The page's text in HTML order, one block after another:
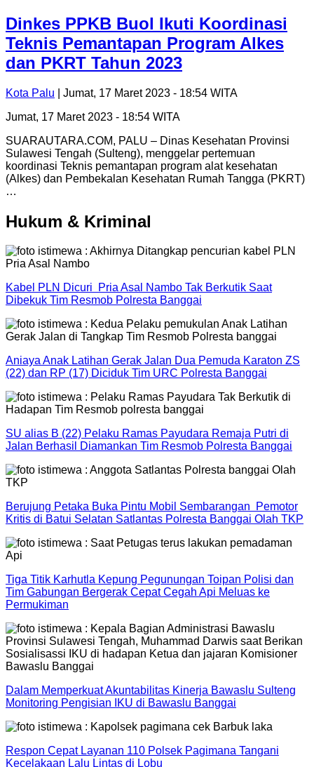
Dinkes PPKB Buol Ikuti Koordinasi
Teknis Pemantapan Program Alkes
dan PKRT Tahun 2023
Kota Palu | Jumat, 17 Maret 2023 - 18:54 WITA
Jumat, 17 Maret 2023 - 18:54 WITA
SUARAUTARA.COM, PALU – Dinas Kesehatan Provinsi
Sulawesi Tengah (Sulteng), menggelar pertemuan
koordinasi Teknis pemantapan program alat kesehatan
(Alkes) dan Pembekalan Kesehatan Rumah Tangga (PKRT)
…
Hukum & Kriminal
Kabel PLN Dicuri Pria Asal Nambo Tak Berkutik Saat
Dibekuk Tim Resmob Polresta Banggai
Aniaya Anak Latihan Gerak Jalan Dua Pemuda Karaton ZS
(22) dan RP (17) Diciduk Tim URC Polresta Banggai
SU alias B (22) Pelaku Ramas Payudara Remaja Putri di
Jalan Berhasil Diamankan Tim Resmob Polresta Banggai
Berujung Petaka Buka Pintu Mobil Sembarangan Pemotor
Kritis di Batui Selatan Satlantas Polresta Banggai Olah TKP
Tiga Titik Karhutla Kepung Pegunungan Toipan Polisi dan
Tim Gabungan Bergerak Cepat Cegah Api Meluas ke
Permukiman
Dalam Memperkuat Akuntabilitas Kinerja Bawaslu Sulteng
Monitoring Pengisian IKU di Bawaslu Banggai
Respon Cepat Layanan 110 Polsek Pagimana Tangani
Kecelakaan Lalu Lintas di Lobu